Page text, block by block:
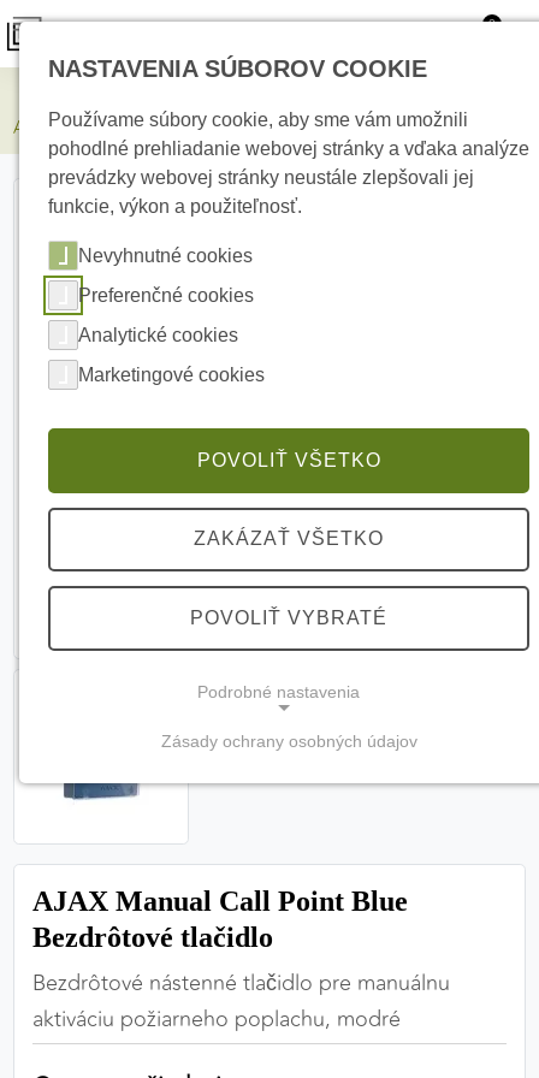
0
AJAX Manual Call Point Blue Bezdrôtové tlačidlo
AJAX Manual Call Point Blue
Bezdrôtové tlačidlo
Bezdrôtové nástenné tlačidlo pre manuálnu
aktiváciu požiarneho poplachu, modré
NASTAVENIA SÚBOROV COOKIE
Používame súbory cookie, aby sme vám umožnili
pohodlné prehliadanie webovej stránky a vďaka analýze
prevádzky webovej stránky neustále zlepšovali jej
funkcie, výkon a použiteľnosť.
Nevyhnutné cookies
Preferenčné cookies
Analytické cookies
Marketingové cookies
POVOLIŤ VŠETKO
ZAKÁZAŤ VŠETKO
POVOLIŤ VYBRATÉ
Podrobné nastavenia
(vždy aktívne, nemožno vypnúť)
Tieto cookies sú potrebné na správne fungovanie
zabezpečiť jej plnú funkčnosť.
Zásady ochrany osobných údajov